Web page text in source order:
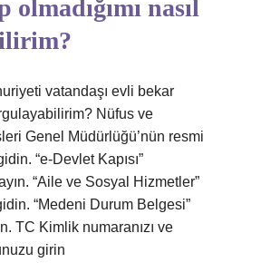
nasıl
vatandaşı evli bekar
Nüfus ve
Genel Müdürlüğü’nün resmi
“e-Devlet Kapısı”
“Aile ve Sosyal Hizmetler”
“Medeni Durum Belgesi”
TC Kimlik numaranızı ve
girin